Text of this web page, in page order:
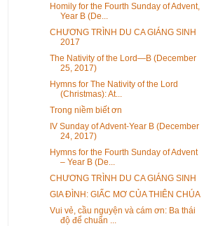
Homily for the Fourth Sunday of Advent,
Year B (De...
CHƯƠNG TRÌNH DU CA GIÁNG SINH
2017
The Nativity of the Lord—B (December
25, 2017)
Hymns for The Nativity of the Lord
(Christmas): At...
Trong niềm biết ơn
IV Sunday of Advent-Year B (December
24, 2017)
Hymns for the Fourth Sunday of Advent
– Year B (De...
CHƯƠNG TRÌNH DU CA GIÁNG SINH
GIA ĐÌNH: GIẤC MƠ CỦA THIÊN CHÚA
Vui vẻ, cầu nguyện và cám ơn: Ba thái
độ để chuẩn ...